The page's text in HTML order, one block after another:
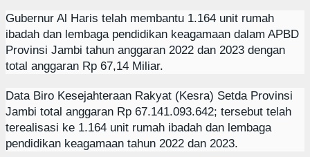
Gubernur Al Haris telah membantu 1.164 unit rumah
ibadah dan lembaga pendidikan keagamaan dalam APBD
Provinsi Jambi tahun anggaran 2022 dan 2023 dengan
total anggaran Rp 67,14 Miliar.
Data Biro Kesejahteraan Rakyat (Kesra) Setda Provinsi
Jambi total anggaran Rp 67.141.093.642; tersebut telah
terealisasi ke 1.164 unit rumah ibadah dan lembaga
pendidikan keagamaan tahun 2022 dan 2023.